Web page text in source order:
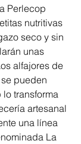
Perlecop
nutritivas
seco y sin
unas
alfajores de
pueden
transforma
artesanal
una línea
La